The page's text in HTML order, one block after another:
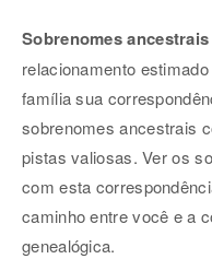
Sobrenomes
relacionamento
família sua
sobrenomes ancestrais
pistas valiosas. Ver os
com esta
caminho entre você e a
genealógica.